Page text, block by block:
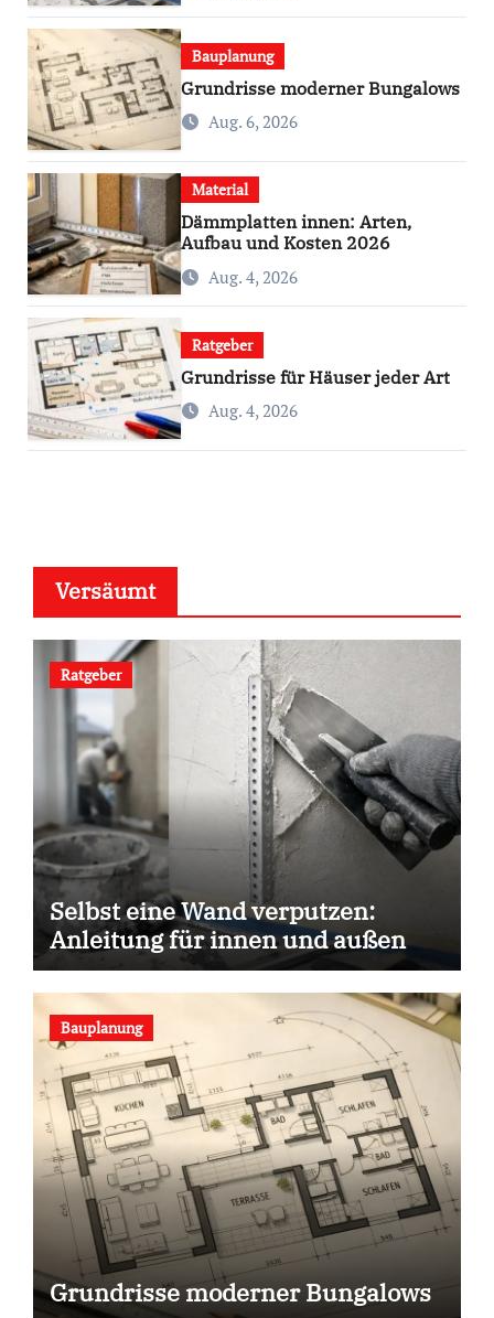
Bauplanung
Grundrisse moderner Bungalows
Aug. 6, 2026
Material
Dämmplatten innen: Arten,
Aufbau und Kosten 2026
Aug. 4, 2026
Ratgeber
Grundrisse für Häuser jeder Art
Aug. 4, 2026
Versäumt
Ratgeber
Selbst eine Wand verputzen:
Anleitung für innen und außen
Bauplanung
Grundrisse moderner Bungalows